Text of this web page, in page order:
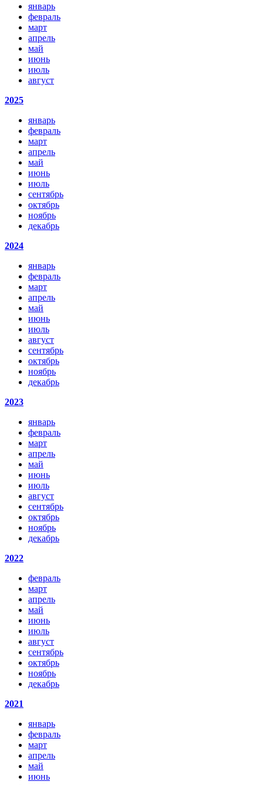
январь
февраль
март
апрель
май
июнь
июль
август
2025
январь
февраль
март
апрель
май
июнь
июль
сентябрь
октябрь
ноябрь
декабрь
2024
январь
февраль
март
апрель
май
июнь
июль
август
сентябрь
октябрь
ноябрь
декабрь
2023
январь
февраль
март
апрель
май
июнь
июль
август
сентябрь
октябрь
ноябрь
декабрь
2022
февраль
март
апрель
май
июнь
июль
август
сентябрь
октябрь
ноябрь
декабрь
2021
январь
февраль
март
апрель
май
июнь